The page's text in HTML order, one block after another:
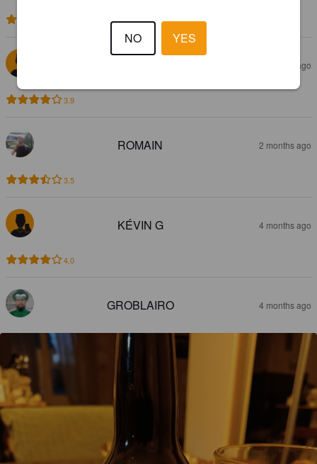
1 month ago
3.9
ROMAIN 2 months ago
3.5
KÉVIN G 4 months ago
4.0
GROBLAIRO 4 months ago
NO YES